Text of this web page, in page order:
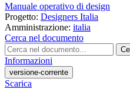
Manuale operativo di design
Progetto: Designers Italia
Amministrazione: italia
Cerca nel documento
Informazioni
versione-corrente
Scarica